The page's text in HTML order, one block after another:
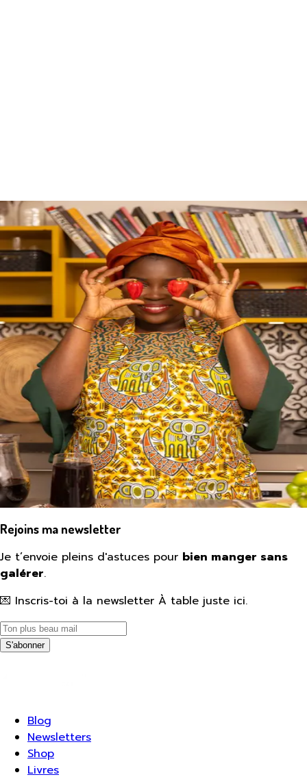
Rejoins ma newsletter
Je t’envoie pleins d'astuces pour bien manger sans
galérer.
💌 Inscris-toi à la newsletter À table juste ici.
S'abonner
Blog
Newsletters
Shop
Livres